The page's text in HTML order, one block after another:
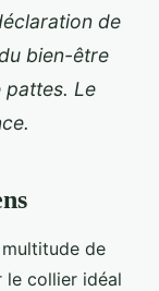
de
bien-être
Le
de
le collier idéal